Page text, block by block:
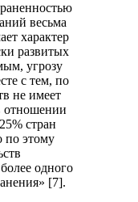
весьма
характер
развитых
угрозу
с тем, по
не имеет
отношении
стран
по этому
одного
[7].